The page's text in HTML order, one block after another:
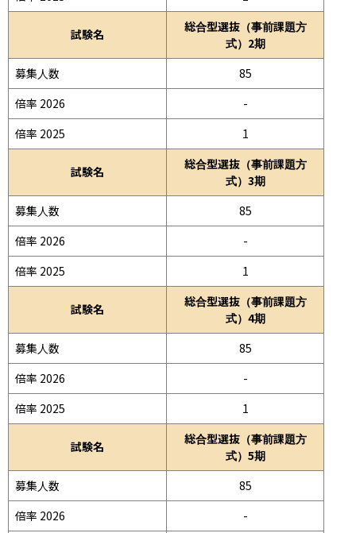
試験名
総合型選抜（事前課題方
式）2期
募集人数
85
倍率 2026
-
倍率 2025
1
試験名
総合型選抜（事前課題方
式）3期
募集人数
85
倍率 2026
-
倍率 2025
1
試験名
総合型選抜（事前課題方
式）4期
募集人数
85
倍率 2026
-
倍率 2025
1
試験名
総合型選抜（事前課題方
式）5期
募集人数
85
倍率 2026
-